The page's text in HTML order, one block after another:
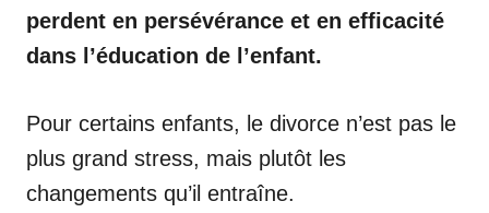
perdent en persévérance et en efficacité
dans l’éducation de l’enfant.
Pour certains enfants, le divorce n’est pas le
plus grand stress, mais plutôt les
changements qu’il entraîne.